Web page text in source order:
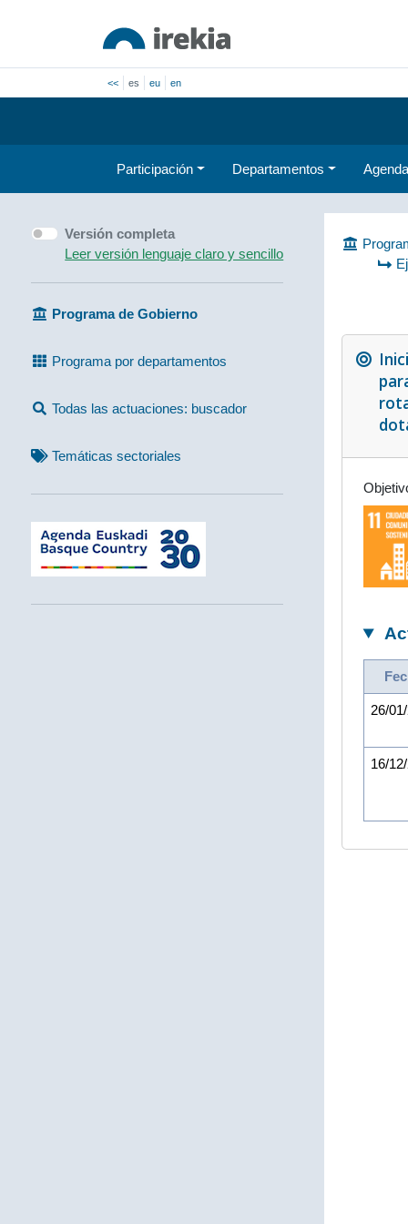
<< es eu en
Participación Departamentos Agenda
Versión completa
Leer versión lenguaje claro y sencillo
Programa de Gobierno
Programa por departamentos
Todas las actuaciones: buscador
Temáticas sectoriales
26/
16/